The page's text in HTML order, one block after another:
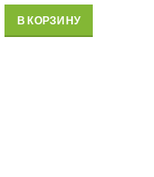
В КОРЗИНУ